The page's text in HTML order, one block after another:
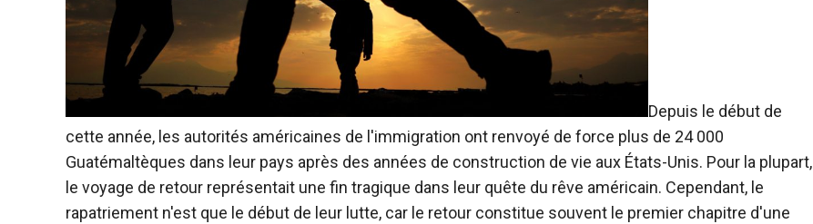
Depuis le début de
cette année, les autorités américaines de l'immigration ont renvoyé de force plus de 24 000
Guatémaltèques dans leur pays après des années de construction de vie aux États-Unis. Pour la plupart,
le voyage de retour représentait une fin tragique dans leur quête du rêve américain. Cependant, le
rapatriement n'est que le début de leur lutte, car le retour constitue souvent le premier chapitre d'une